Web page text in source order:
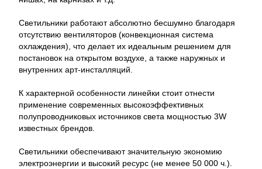
Светильники работают абсолютно бесшумно благодаря
отсутствию вентиляторов (конвекционная система
охлаждения), что делает их идеальным решением для
постановок на открытом воздухе, а также наружных и
внутренних арт-инсталляций.
К характерной особенности линейки стоит отнести
применение современных высокоэффективных
полупроводниковых источников света мощностью 3W
известных брендов.
Светильники обеспечивают значительную экономию
электроэнергии и высокий ресурс (не менее 50 000 ч.).